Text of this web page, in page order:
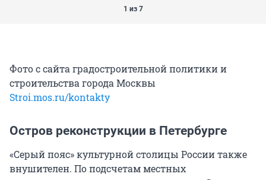
1 из 7
Фото с сайта градостроительной политики и
строительства города Москвы
Stroi.mos.ru/kontakty
Остров реконструкции в Петербурге
«Серый пояс» культурной столицы России также
внушителен. По подсчетам местных